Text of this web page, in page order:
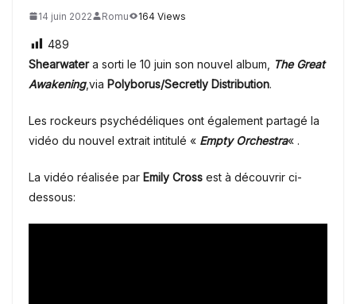
14 juin 2022 Romu 164 Views
489
Shearwatera sorti le 10 juin son nouvel album,
The Great
Awakening,via Polyborus/Secretly Distribution.
Les rockeurs psychédéliques ont également partagé la
vidéo du nouvel extrait intitulé « Empty Orchestra« .
La vidéo réalisée par Emily Cross est à découvrir ci-
dessous: